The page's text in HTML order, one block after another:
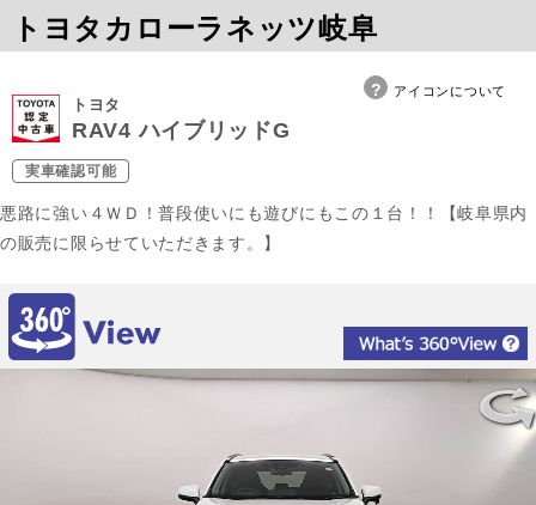
トヨタカローラネッツ岐阜
アイコンについて
トヨタ
RAV4 ハイブリッドG
実車確認可能
悪路に強い４ＷＤ！普段使いにも遊びにもこの１台！！【岐阜県内
の販売に限らせていただきます。】